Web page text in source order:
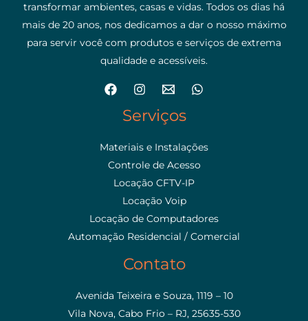
transformar ambientes, casas e vidas. Todos os dias há
mais de 20 anos, nos dedicamos a dar o nosso máximo
para servir você com produtos e serviços de extrema
qualidade e acessíveis.
Serviços
Materiais e Instalações
Controle de Acesso
Locação CFTV-IP
Locação Voip
Locação de Computadores
Automação Residencial / Comercial
Contato
Avenida Teixeira e Souza, 1119 – 10
Vila Nova, Cabo Frio – RJ, 25635-530